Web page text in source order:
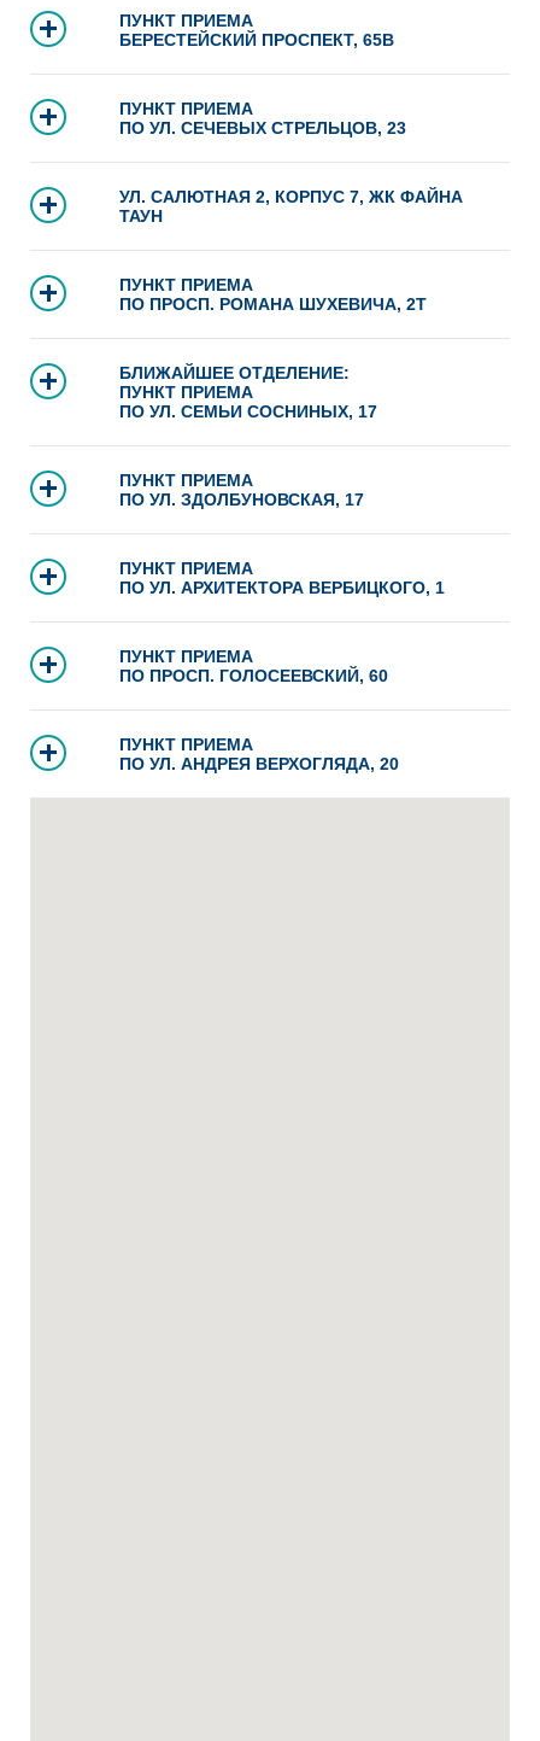
ПУНКТ ПРИЕМА
БЕРЕСТЕЙСКИЙ ПРОСПЕКТ, 65В
ПУНКТ ПРИЕМА
ПО УЛ. СЕЧЕВЫХ СТРЕЛЬЦОВ, 23
УЛ. САЛЮТНАЯ 2, КОРПУС 7, ЖК ФАЙНА
ТАУН
ПУНКТ ПРИЕМА
ПО ПРОСП. РОМАНА ШУХЕВИЧА, 2Т
БЛИЖАЙШЕЕ ОТДЕЛЕНИЕ:
ПУНКТ ПРИЕМА
ПО УЛ. СЕМЬИ СОСНИНЫХ, 17
ПУНКТ ПРИЕМА
ПО УЛ. ЗДОЛБУНОВСКАЯ, 17
ПУНКТ ПРИЕМА
ПО УЛ. АРХИТЕКТОРА ВЕРБИЦКОГО, 1
ПУНКТ ПРИЕМА
ПО ПРОСП. ГОЛОСЕЕВСКИЙ, 60
ПУНКТ ПРИЕМА
ПО УЛ. АНДРЕЯ ВЕРХОГЛЯДА, 20